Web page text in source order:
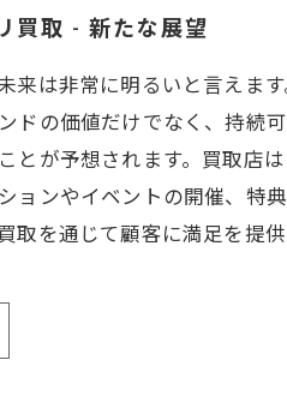
買取 - 新たな展望
来は非常に明るいと言えま
ドの価値だけでなく、持続
とが予想されます。買取店
ョンやイベントの開催、特
取を通じて顧客に満足を提